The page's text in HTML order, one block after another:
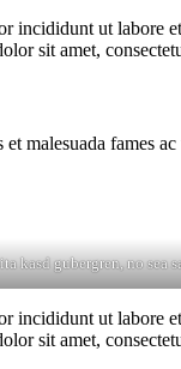
incididunt ut
sit amet,
malesuada
kasd gubergren, no sea
incididunt ut
sit amet,